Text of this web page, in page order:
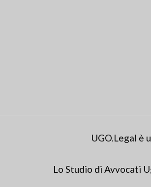
UGO.Legal è
Lo Studio di Avvocati